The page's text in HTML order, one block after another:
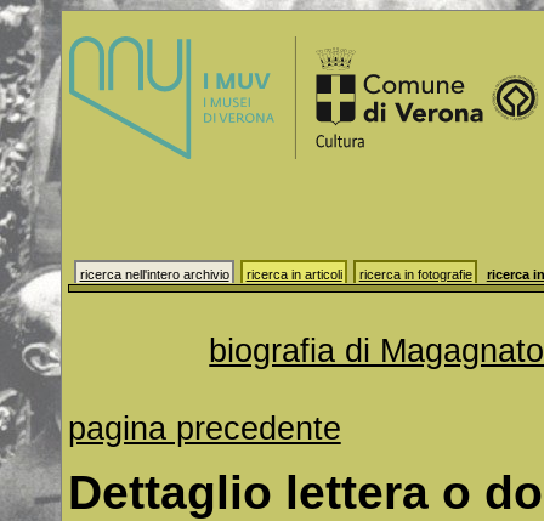
ricerca nell'intero archivio ricerca in articoli ricerca in fotografie ricerca
biografia di Magagnato
pagina precedente
Dettaglio lettera o